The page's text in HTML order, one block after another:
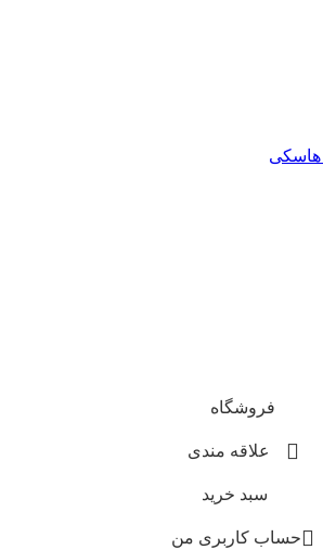
فروشگاه
علاقه مندی
سبد خرید
حساب کاربری من